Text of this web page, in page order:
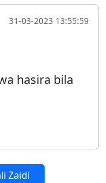
31-03-2023 13:55:59
hasira bila
Zaidi